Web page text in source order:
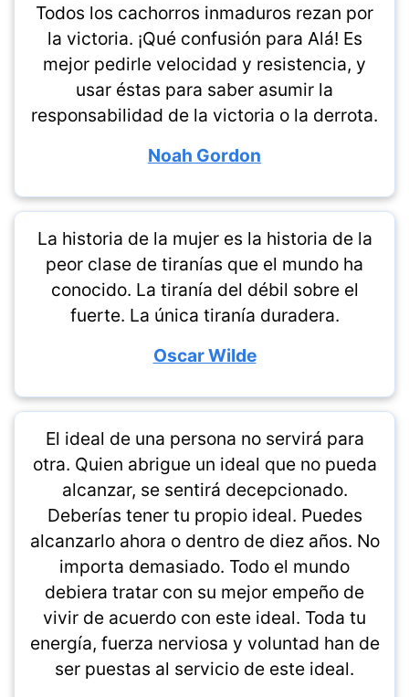
Todos los cachorros inmaduros rezan por
la victoria. ¡Qué confusión para Alá! Es
mejor pedirle velocidad y resistencia, y
usar éstas para saber asumir la
responsabilidad de la victoria o la derrota.
Noah Gordon
La historia de la mujer es la historia de la
peor clase de tiranías que el mundo ha
conocido. La tiranía del débil sobre el
fuerte. La única tiranía duradera.
Oscar Wilde
El ideal de una persona no servirá para
otra. Quien abrigue un ideal que no pueda
alcanzar, se sentirá decepcionado.
Deberías tener tu propio ideal. Puedes
alcanzarlo ahora o dentro de diez años. No
importa demasiado. Todo el mundo
debiera tratar con su mejor empeño de
vivir de acuerdo con este ideal. Toda tu
energía, fuerza nerviosa y voluntad han de
ser puestas al servicio de este ideal.